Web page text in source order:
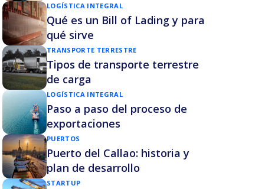
LOGÍSTICA INTEGRAL
Qué es un Bill of Lading y para
qué sirve
TRANSPORTE TERRESTRE
Tipos de transporte terrestre
de carga
LOGÍSTICA INTEGRAL
Paso a paso del proceso de
exportaciones
PUERTOS
Puerto del Callao: historia y
plan de desarrollo
STARTUP